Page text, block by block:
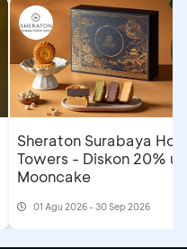
Sheraton Surabaya
Towers - Diskon 20%
Mooncake
01 Agu 2026 - 30 Sep 2026